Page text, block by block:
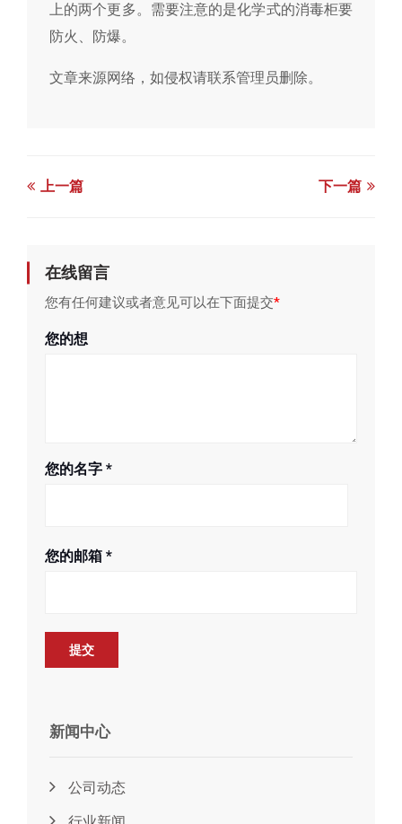
上的两个更多。需要注意的是化学式的消毒柜要
防火、防爆。
文章来源网络，如侵权请联系管理员删除。
上一篇 下一篇
在线留言
您有任何建议或者意见可以在下面提交*
您的想
您的名字 *
您的邮箱 *
新闻中心
公司动态